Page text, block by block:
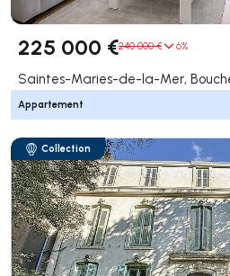
225 000 €240 000 € 6%
Saintes-Maries-de-la-Mer,
Appartement
Collection